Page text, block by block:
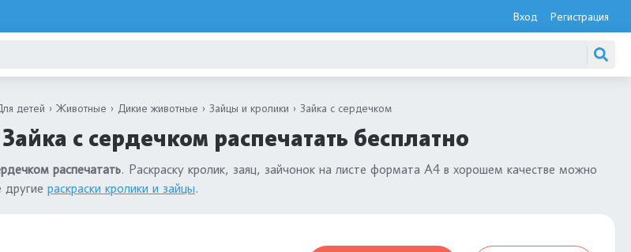
Вход Регистрация
детей Животные Дикие животные Зайцы и кролики Зайка с сердечком
с сердечком распечатать бесплатно
распечатать. Раскраску кролик, заяц, зайчонок на листе формата А4 в хорошем качестве можно
раскраски кролики и зайцы.